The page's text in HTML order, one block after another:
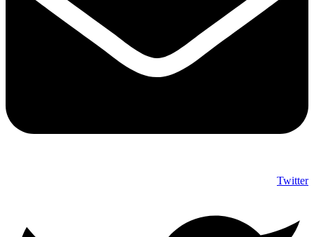
Twitter